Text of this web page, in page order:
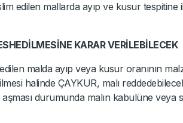
edilen mallarda ayıp ve kusur tespitine
KARAR VERİLEBİLECEK
malda ayıp veya kusur oranının
halinde ÇAYKUR, malı
durumunda malın kabulüne veya